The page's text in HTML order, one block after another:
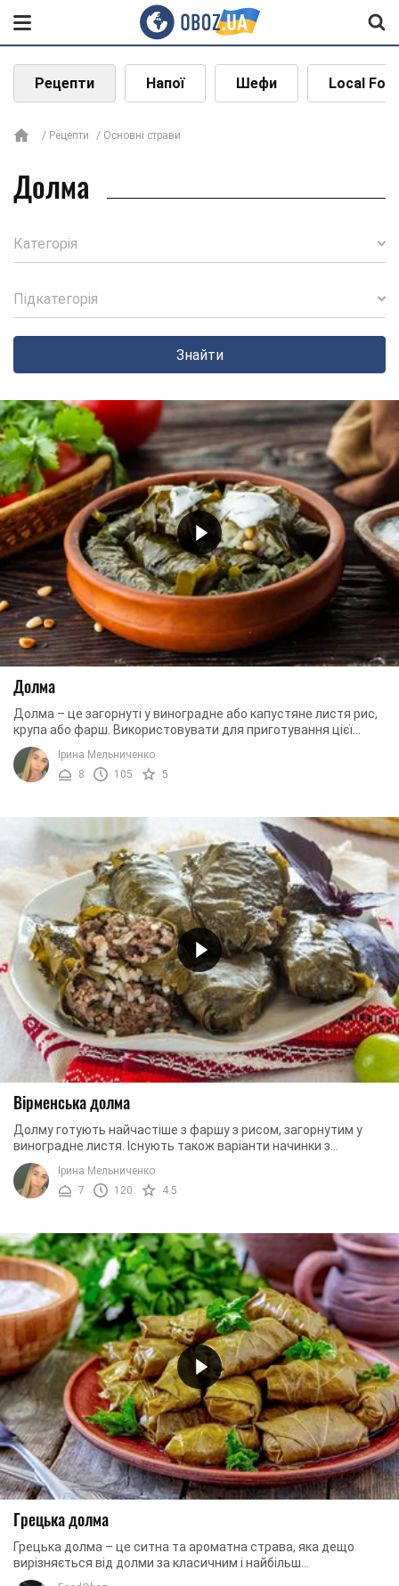
Рецепти Напої Шефи Local
Рецепти Основні страви
Долма
Категорія
Підкатегорія
Знайти
Долма
Долма – це загорнуті у виноградне або капустяне листя рис,
крупа або фарш. Використовувати для приготування цієї
страви можна також і овочі, ...
Ірина Мельниченко
8
105 5
Вірменська долма
Долму готують найчастіше з фаршу з рисом, загорнутим у
виноградне листя. Існують також варіанти начинки з
різноманітних овочів або яблук. Страва ...
Ірина Мельниченко
7
120 4.5
Грецька долма
Грецька долма – це ситна та ароматна страва, яка дещо
вирізняється від долми за класичним і найбільш
розповсюдженим рецептом. Грецька долма готується ...